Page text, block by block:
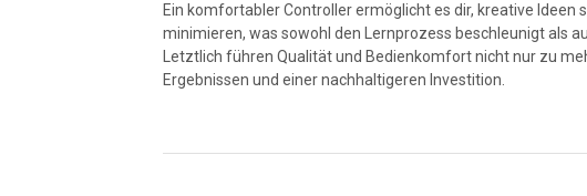
Ein komfortabler Controller ermöglicht es dir, kreative
minimieren, was sowohl den Lernprozess beschleunigt als
Letztlich führen Qualität und Bedienkomfort nicht nur zu
Ergebnissen und einer nachhaltigeren Investition.